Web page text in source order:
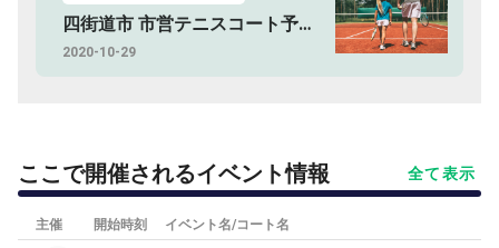
四街道市 市営テニスコート予約方法
2020-10-29
ここで開催されるイベント情報 全て表示
主催 開始時刻 イベント名/コート名